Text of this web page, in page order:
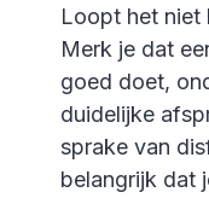
Loopt het niet
Merk je dat
goed doet,
duidelijke
sprake van
belangrijk dat